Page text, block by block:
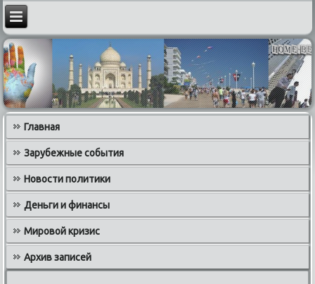
Главная
Зарубежные события
Новости политики
Деньги и финансы
Мировой кризис
Архив записей